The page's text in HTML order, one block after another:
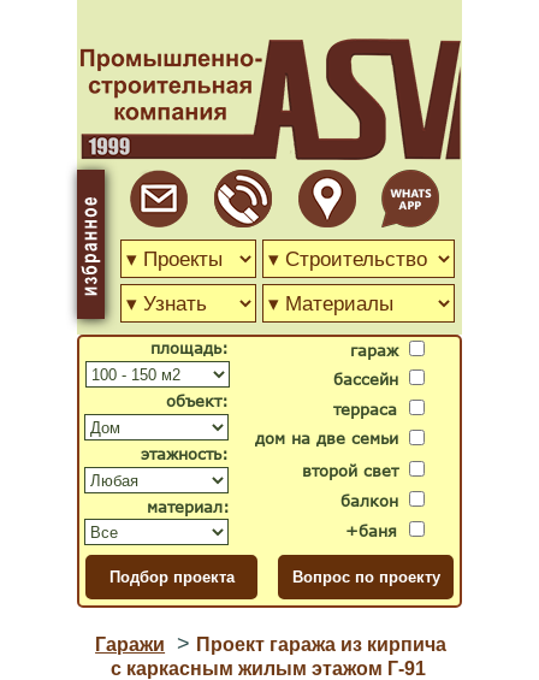
гараж
бассейн
второй свет
дом на две семьи
терраса
балкон
+баня
объект:
материал:
площадь:
этажность:
Гаражи > Проект гаража из кирпича
с каркасным жилым этажом Г-91